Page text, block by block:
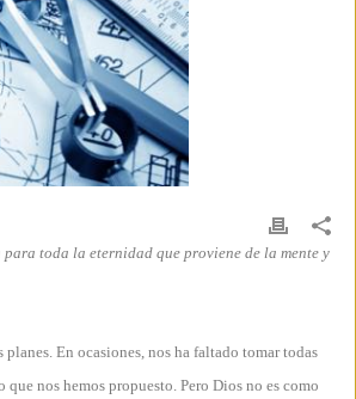
toda la eternidad que proviene de la mente y
En ocasiones, nos ha faltado tomar todas
nos hemos propuesto. Pero Dios no es como